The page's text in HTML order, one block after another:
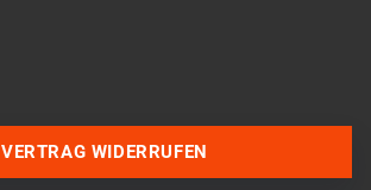
VERTRAG WIDERRUFEN